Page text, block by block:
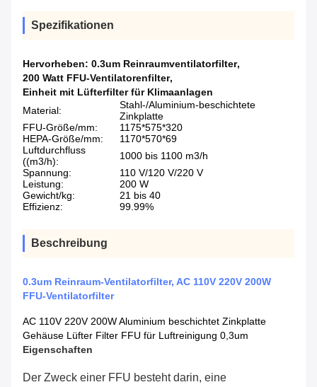
Spezifikationen
Hervorheben: 0.3um Reinraumventilatorfilter,
200 Watt FFU-Ventilatorenfilter,
Einheit mit Lüfterfilter für Klimaanlagen
Material:
Stahl-/Aluminium-beschichtete
Zinkplatte
FFU-Größe/mm:
1175*575*320
HEPA-Größe/mm:
1170*570*69
Luftdurchfluss
((m3/h):
1000 bis 1100 m3/h
Spannung:
110 V/120 V/220 V
Leistung:
200 W
Gewicht/kg:
21 bis 40
Effizienz:
99.99%
Beschreibung
0.3um Reinraum-Ventilatorfilter, AC 110V 220V 200W
FFU-Ventilatorfilter
AC 110V 220V 200W Aluminium beschichtet Zinkplatte
Gehäuse Lüfter Filter FFU für Luftreinigung 0,3um
Eigenschaften
Der Zweck einer FFU besteht darin, eine